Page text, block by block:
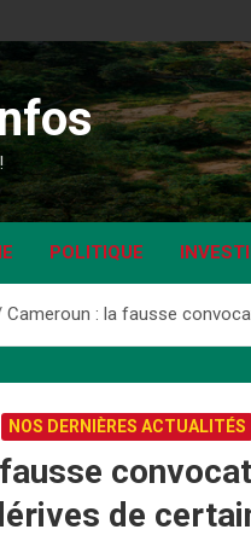
POLITIQUE
Cameroun : la fausse
NOS DERNIÈRES ACTUALITÉS
de